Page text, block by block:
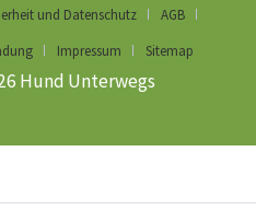
und Datenschutz
AGB
Impressum Sitemap
Hund Unterwegs